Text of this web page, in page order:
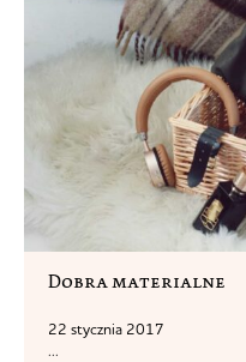
Dobra materialne
22 stycznia 2017
...